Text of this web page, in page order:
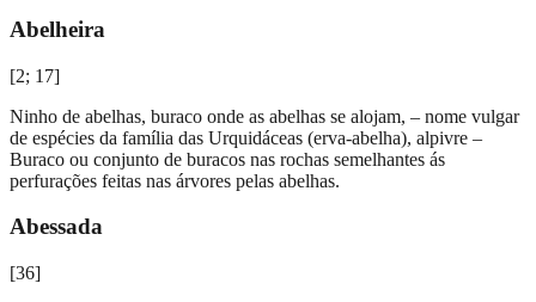
Abelheira
[2; 17]
Ninho de abelhas, buraco onde as abelhas se alojam, – nome vulgar
de espécies da família das Urquidáceas (erva-abelha), alpivre –
Buraco ou conjunto de buracos nas rochas semelhantes ás
perfurações feitas nas árvores pelas abelhas.
Abessada
[36]